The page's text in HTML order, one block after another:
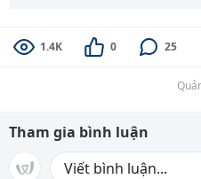
1.4K 0 25
Tham gia bình luận